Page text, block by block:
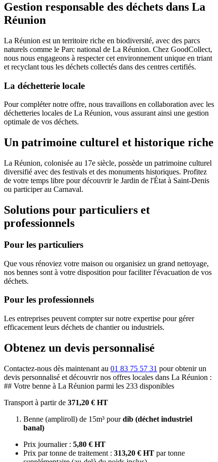
Gestion responsable des déchets dans La
Réunion
La Réunion est un territoire riche en biodiversité, avec des parcs
naturels comme le Parc national de La Réunion. Chez GoodCollect,
nous nous engageons à respecter cet environnement unique en triant
et recyclant tous les déchets collectés dans des centres certifiés.
La déchetterie locale
Pour compléter notre offre, nous travaillons en collaboration avec les
déchetteries locales de La Réunion, vous assurant ainsi une gestion
optimale de vos déchets.
Un patrimoine culturel et historique riche
La Réunion, colonisée au 17e siècle, possède un patrimoine culturel
diversifié avec des festivals et des monuments historiques. Profitez
de votre temps libre pour découvrir le Jardin de l'État à Saint-Denis
ou participer au Carnaval.
Solutions pour particuliers et
professionnels
Pour les particuliers
Que vous rénoviez votre maison ou organisiez un grand nettoyage,
nos bennes sont à votre disposition pour faciliter l'évacuation de vos
déchets.
Pour les professionnels
Les entreprises peuvent compter sur notre expertise pour gérer
efficacement leurs déchets de chantier ou industriels.
Obtenez un devis personnalisé
Contactez-nous dès maintenant au 01 83 75 57 31 pour obtenir un
devis personnalisé et découvrir nos offres locales dans La Réunion :
## Votre benne à La Réunion parmi les 233 disponibles
Transport à partir de 371,20 € HT
Benne (ampliroll) de 15m³ pourdib (déchet industriel
banal)
Prix journalier : 5,80 € HT
Prix par tonne de traitement : 313,20 € HT par tonne